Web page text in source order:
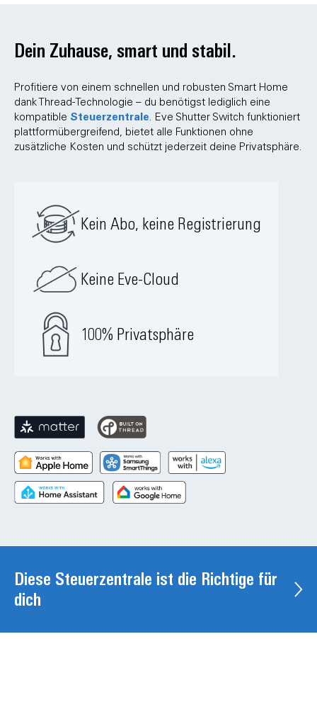
Dein Zuhause, smart und stabil.
Profitiere von einem schnellen und robusten Smart Home
dank Thread-Technologie – du benötigst lediglich eine
kompatible Steuerzentrale . Eve Shutter Switch funktioniert
plattformübergreifend, bietet alle Funktionen ohne
zusätzliche Kosten und schützt jederzeit deine Privatsphäre.
Kein Abo, keine Registrierung
Keine Eve-Cloud
100% Privatsphäre
Diese Steuerzentrale ist die Richtige für
dich